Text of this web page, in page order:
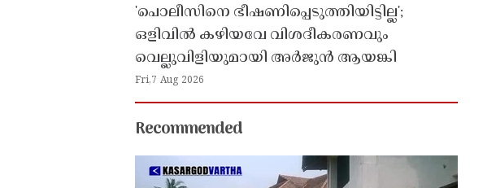
'പൊലീസിനെ ഭീഷണിപ്പെടുത്തിയിട്ടില്ല';
ഒളിവിൽ കഴിയവേ വിശദീകരണവും
വെല്ലുവിളിയുമായി അർജുൻ ആയങ്കി
Fri,7 Aug 2026
Recommended